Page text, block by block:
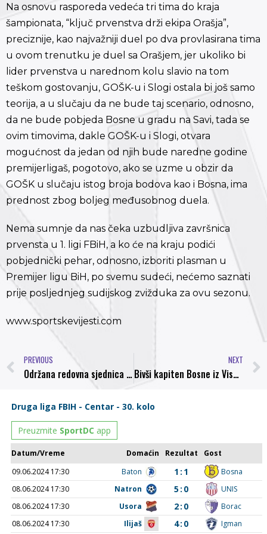
Na osnovu rasporeda vedeća tri tima do kraja
šampionata, “ključ prvenstva drži ekipa Orašja”,
preciznije, kao najvažniji duel po dva provlasirana tima
u ovom trenutku je duel sa Orašjem, jer ukoliko bi
lider prvenstva u narednom kolu slavio na tom
teškom gostovanju, GOŠK-u i Slogi ostala bi još samo
teorija, a u slučaju da ne bude taj scenario, odnosno,
da ne bude pobjeda Bosne u gradu na Savi, tada se
ovim timovima, dakle GOŠK-u i Slogi, otvara
mogućnost da jedan od njih bude naredne godine
premijerligaš, pogotovo, ako se uzme u obzir da
GOŠK u slučaju istog broja bodova kao i Bosna, ima
prednost zbog boljeg međusobnog duela.
Nema sumnje da nas čeka uzbudljiva završnica
prvensta u 1. ligi FBiH, a ko će na kraju podići
pobjednički pehar, odnosno, izboriti plasman u
Premijer ligu BiH, po svemu sudeći, nećemo saznati
prije posljednjeg sudijskog zvižduka za ovu sezonu.
www.sportskevijesti.com
PREVIOUS
Održana redovna sjednica UO NK Bosna, cilj kluba ostaje nepromjenjen
NEXT
Bivši kapiten Bosne iz Visokog karijeru nastavlja u osvajaču Češkog kupa